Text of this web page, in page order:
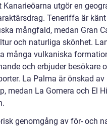
Kanarieöarna utgör en
Teneriffa är
mångfald, medan Gran
och naturliga skönhet.
många vulkaniska
och erbjuder besökare
La Palma är önskad
medan La Gomera och El
genomgång av för- och